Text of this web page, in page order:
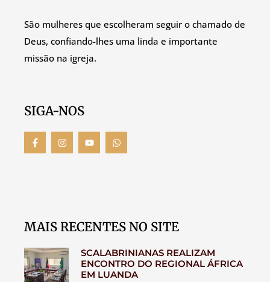
São mulheres que escolheram seguir o chamado de
Deus, confiando-lhes uma linda e importante
missão na igreja.
SIGA-NOS
MAIS RECENTES NO SITE
SCALABRINIANAS REALIZAM
ENCONTRO DO REGIONAL ÁFRICA
EM LUANDA